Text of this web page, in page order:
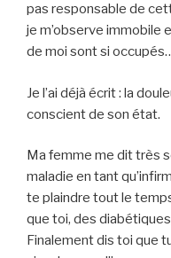
pas responsable de
je m’observe immobile
de moi sont si
Je l’ai déjà écrit : la
conscient de son état.
Ma femme me dit très
maladie en tant
te plaindre tout le
que toi, des
Finalement dis toi que